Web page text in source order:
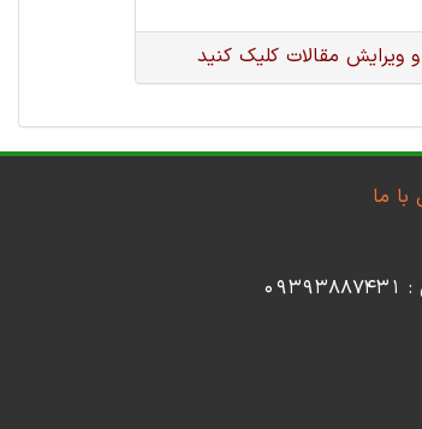
مقالات کلیک کنید
ما